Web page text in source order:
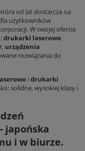
od lat dostarcza na
użytkowników
W swojej ofercie
drukarki laserowe
, urządzenia
rozwiązania do
i drukarki
solidne, wysokiej klasy i
japońska
i w biurze.